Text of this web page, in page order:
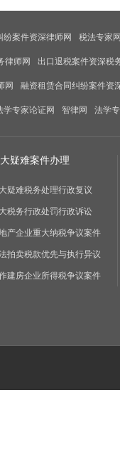
纷案件资深律师网 税法专家
律师网 出口退税案件资深税
网 融资租赁合同纠纷案件资
学专家论证网 智律网 法学
疑难案件办理
疑难税务处理行政复议
税务行政处罚行政诉讼
产企业重大纳税争议案件
拍卖税款优先与执行异议
建房企业所得税争议案件